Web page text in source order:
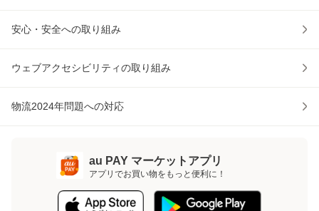
安心・安全への取り組み
ウェブアクセシビリティの取り組み
物流2024年問題への対応
au PAY マーケットアプリ
アプリでお買い物をもっと便利に！